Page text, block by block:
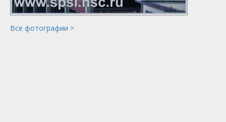
Все фотографии >